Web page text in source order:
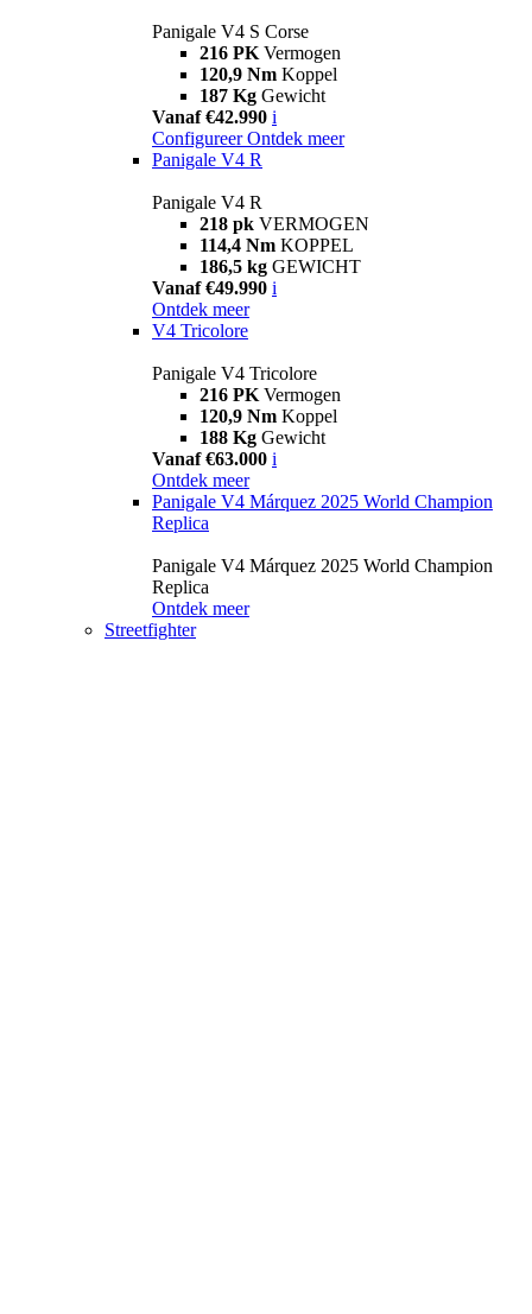
Panigale V4 S Corse
216 PK Vermogen
120,9 Nm Koppel
187 Kg Gewicht
Vanaf €42.990 i
Configureer Ontdek meer
Panigale V4 R
Panigale V4 R
218 pk VERMOGEN
114,4 Nm KOPPEL
186,5 kg GEWICHT
Vanaf €49.990 i
Ontdek meer
V4 Tricolore
Panigale V4 Tricolore
216 PK Vermogen
120,9 Nm Koppel
188 Kg Gewicht
Vanaf €63.000 i
Ontdek meer
Panigale V4 Márquez 2025 World Champion
Replica
Panigale V4 Márquez 2025 World Champion
Replica
Ontdek meer
Streetfighter